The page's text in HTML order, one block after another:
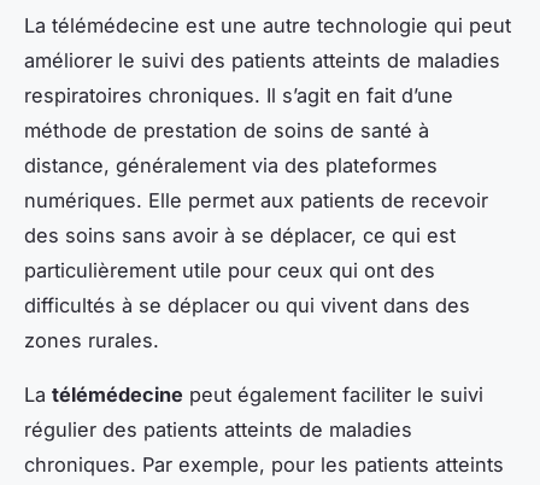
La télémédecine est une autre technologie qui peut
améliorer le suivi des patients atteints de maladies
respiratoires chroniques. Il s’agit en fait d’une
méthode de prestation de soins de santé à
distance, généralement via des plateformes
numériques. Elle permet aux patients de recevoir
des soins sans avoir à se déplacer, ce qui est
particulièrement utile pour ceux qui ont des
difficultés à se déplacer ou qui vivent dans des
zones rurales.
La télémédecine peut également faciliter le suivi
régulier des patients atteints de maladies
chroniques. Par exemple, pour les patients atteints